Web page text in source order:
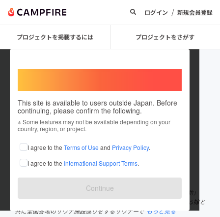
ログイン / 新規会員登録
プロジェクトを掲載するには プロジェクトをさがす
This site is available to users outside Japan. Before
continuing, please confirm the following.
※ Some features may not be available depending on your
country, region, or project.
I agree to the Terms of Use and Privacy Policy.
I agree to the International Support Terms.
Continue
kinosuke_shimanoSauna
これまでに1回支援して1件のプロジェクトを投稿しています
在住国：日本 現在地：愛知県
出身国：日本 出身地：愛知県
愛知県知多半島の東の海に浮かぶ離島、日間賀島にて島宿 「きの助」
を経営しております。 若旦那の鈴木雄太郎です。 宿の若女将である嫁と
共に全国各地のサウナ施設巡りをするサウナーで もっと見る